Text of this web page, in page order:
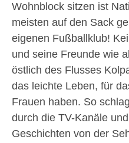
Wohnblock sitzen ist
meisten auf den Sack
eigenen Fußballklub!
und seine Freunde wie
östlich des Flusses
das leichte Leben, für
Frauen haben. So
durch die TV-Kanäle
Geschichten von der